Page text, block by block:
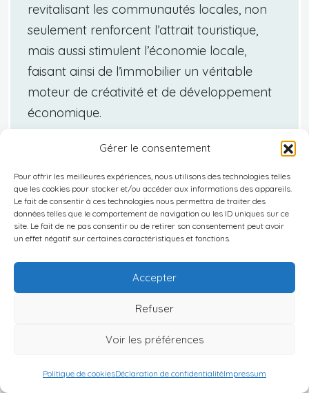
Gérer le consentement
Pour offrir les meilleures expériences, nous utilisons des technologies telles
que les cookies pour stocker et/ou accéder aux informations des appareils.
Le fait de consentir à ces technologies nous permettra de traiter des
données telles que le comportement de navigation ou les ID uniques sur ce
site. Le fait de ne pas consentir ou de retirer son consentement peut avoir
un effet négatif sur certaines caractéristiques et fonctions.
Accepter
Refuser
Voir les préférences
Politique de cookiesDéclaration de confidentialitéImpressum
revitalisant les communautés locales, non
seulement renforcent l’attrait touristique,
mais aussi stimulent l’économie locale,
faisant ainsi de l’immobilier un véritable
moteur de créativité et de développement
économique.
culturel
La rénovation des fermes en Pologne exerce un
impact culturel majeur sur le paysage rural,
transformant ces espaces traditionnels en pôles
d’attraction pour artistes et touristes. Cette
dynamique s’appuie sur la préservation du
espaces de création contemporaine qui offrent
une nouvelle vie à ces lieux historiques.